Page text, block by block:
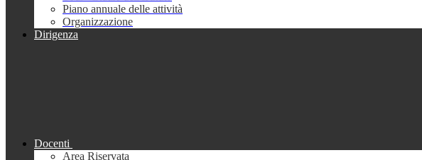
Piano annuale delle attività
Organizzazione
Dirigenza
Docenti
Area Riservata